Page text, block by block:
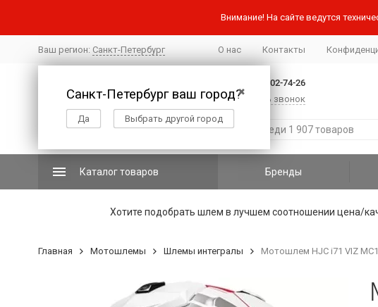
Внимание! На сайте ведутся
Ваш регион: Санкт-Петербург
✖
Санкт-Петербург ваш город?
Да Выбрать другой город
О нас Контакты
+7 (812) 502-74-26
Заказать звонок
Каталог товаров Бренды
Хотите подобрать шлем в лучшем соотношении цена/
Главная Мотошлемы Шлемы интегралы Мотошлем HJC i71 VIZ